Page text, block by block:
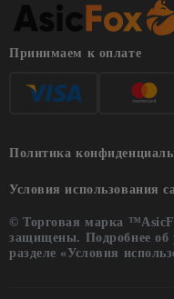
Принимаем к оплате
Политика
Условия использования
© Торговая марка
защищены. Подробнее об
разделе «Условия